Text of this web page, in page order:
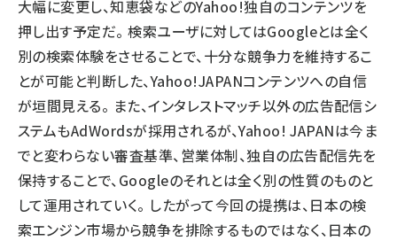
大幅に変更し、知恵袋などのYahoo!独自のコンテンツを
押し出す予定だ。 検索ユーザに対してはGoogleとは全く
別の検索体験をさせることで、十分な競争力を維持するこ
とが可能と判断した、Yahoo!JAPANコンテンツへの自信
が垣間見える。 また、インタレストマッチ以外の広告配信シ
ステムもAdWordsが採用されるが、Yahoo! JAPANは今ま
でと変わらない審査基準、営業体制、独自の広告配信先を
保持することで、Googleのそれとは全く別の性質のものと
して運用されていく。 したがって今回の提携は、日本の検
索エンジン市場から競争を排除するものではなく、日本の